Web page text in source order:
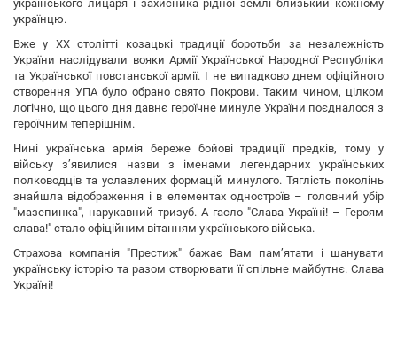
українського лицаря і захисника рідної землі близький кожному
українцю.
Вже у ХХ столітті козацькі традиції боротьби за незалежність
України наслідували вояки Армії Української Народної Республіки
та Української повстанської армії. І не випадково днем офіційного
створення УПА було обрано свято Покрови. Таким чином, цілком
логічно, що цього дня давнє героїчне минуле України поєдналося з
героїчним теперішнім.
Нині українська армія береже бойові традиції предків, тому у
війську з’явилися назви з іменами легендарних українських
полководців та уславлених формацій минулого. Тяглість поколінь
знайшла відображення і в елементах одностроїв – головний убір
"мазепинка", нарукавний тризуб. А гасло "Слава Україні! – Героям
слава!" стало офіційним вітанням українського війська.
Страхова компанія "Престиж" бажає Вам пам’ятати і шанувати
українську історію та разом створювати її спільне майбутнє. Слава
Україні!